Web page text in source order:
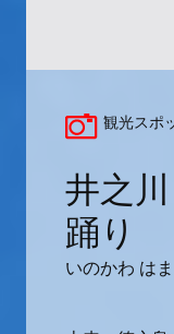
観光スポ
井之
踊り
いのかわ は